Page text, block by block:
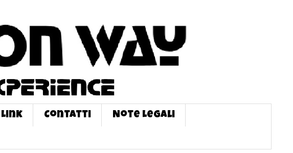
Link Contatti Note Legali